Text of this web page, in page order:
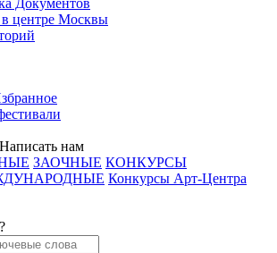
Документов
в центре Москвы
Написать нам
ЗАОЧНЫЕ КОНКУРСЫ
Конкурсы Арт-Центра